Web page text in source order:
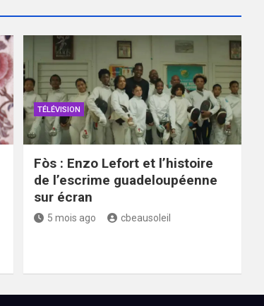
TÉLÉVISION
Fòs : Enzo Lefort et l’histoire
de l’escrime guadeloupéenne
sur écran
5 mois ago cbeausoleil